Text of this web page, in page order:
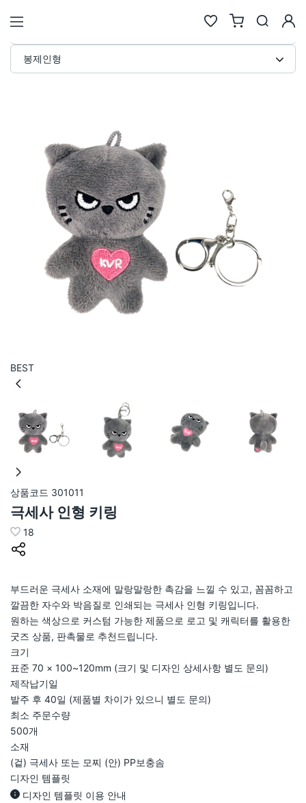
극세사 인형 키링 커스텀 제작 · 봉
검색
인기검색어
텀블러
new
코스터
new
틴케이스
same
키링류
new
패브릭류 new
6
7
8
카메라
봉제인형
BEST
상품코드 301011
극세사 인형 키링
18
부드러운 극세사 소재에 말랑말랑한 촉감을 느낄 수 있고, 꼼꼼하고
깔끔한 자수와 박음질로 인쇄되는 극세사 인형 키링입니다.
원하는 색상으로 커스텀 가능한 제품으로 로고 및 캐릭터를 활용한
굿즈 상품, 판촉물로 추천드립니다.
크기
표준 70 × 100~120mm (크기 및 디자인 상세사항 별도 문의)
제작납기일
발주 후 40일 (제품별 차이가 있으니 별도 문의)
최소 주문수량
500개
소재
(겉) 극세사 또는 모찌 (안) PP보충솜
디자인 템플릿
디자인 템플릿 이용 안내